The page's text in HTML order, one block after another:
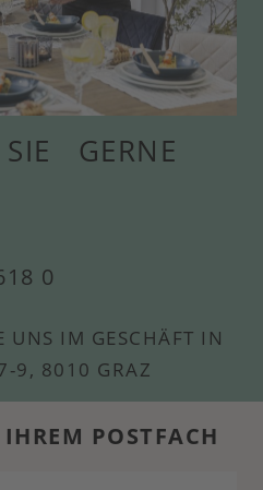
SIE GERNE
0
UNS IM GESCHÄFT IN
9, 8010 GRAZ
POSTFACH